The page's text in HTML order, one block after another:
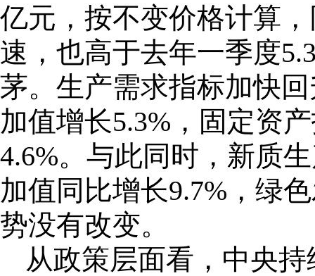
亿元，按不变价格计算
速，也高于去年一季度
茅。生产需求指标加快
加值增长5.3%，固定资
4.6%。与此同时，新质
加值同比增长9.7%，绿
势没有改变。
从政策层面看，中央